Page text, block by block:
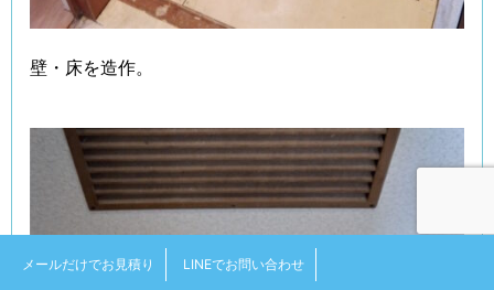
壁・床を造作。
メールだけでお見積り LINEでお問い合わせ